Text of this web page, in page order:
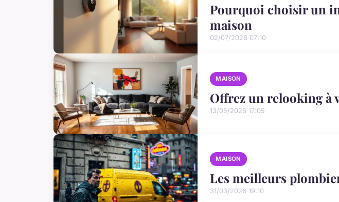
Pourquoi choisir un
maison
02/07/2026 07:10
MAISON
Offrez un relooking à
13/05/2026 17:05
MAISON
Les meilleurs
31/03/2026 19:10